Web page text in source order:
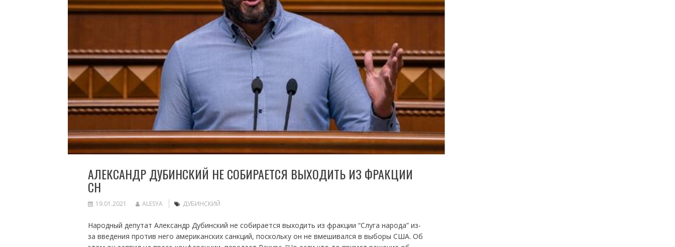
АЛЕКСАНДР ДУБИНСКИЙ НЕ СОБИРАЕТСЯ ВЫХОДИТЬ ИЗ ФРАКЦИИ
СН
19.01.2021 ALESYA ДУБИНСКИЙ
Народный депутат Александр Дубинский не собирается выходить из фракции “Слуга народа” из-
за введения против него американских санкций, поскольку он не вмешивался в выборы США. Об